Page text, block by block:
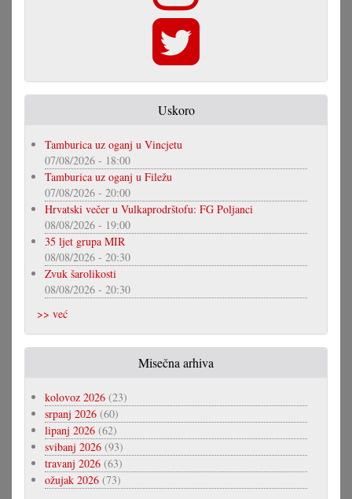
Uskoro
Tamburica uz oganj u Vincjetu
07/08/2026 - 18:00
Tamburica uz oganj u Filežu
07/08/2026 - 20:00
Hrvatski večer u Vulkaprodrštofu: FG Poljanci
08/08/2026 - 19:00
35 ljet grupa MIR
08/08/2026 - 20:30
Zvuk šarolikosti
08/08/2026 - 20:30
>> već
Misečna arhiva
kolovoz 2026 (23)
srpanj 2026 (60)
lipanj 2026 (62)
svibanj 2026 (93)
travanj 2026 (63)
ožujak 2026 (73)